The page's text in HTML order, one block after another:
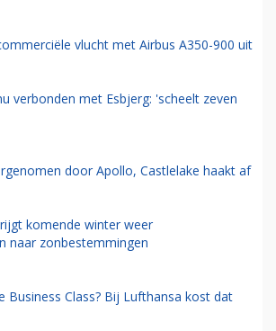
vlucht met Airbus A350-900 uit
verbonden met Esbjerg: 'scheelt zeven
door Apollo, Castlelake haakt af
komende winter weer
naar zonbestemmingen
Business Class? Bij Lufthansa kost dat